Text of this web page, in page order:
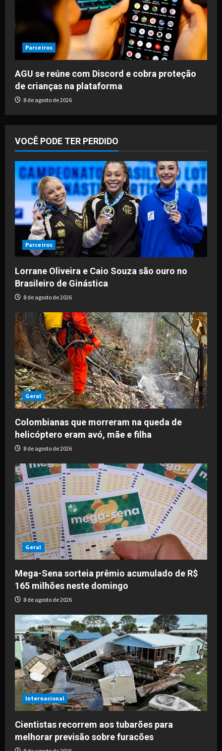
Parceiros
AGU se reúne com Discord e cobra proteção
de crianças na plataforma
8 de agosto de 2026
VOCÊ PODE TER PERDIDO
Parceiros
Lorrane Oliveira e Caio Souza são ouro no
Brasileiro de Ginástica
8 de agosto de 2026
Geral
Colombianas que morreram na queda de
helicóptero eram avó, mãe e filha
8 de agosto de 2026
Geral
Mega-Sena sorteia prêmio acumulado de R$
165 milhões neste domingo
8 de agosto de 2026
Internacional
Cientistas recorrem aos tubarões para
melhorar previsão sobre furacões